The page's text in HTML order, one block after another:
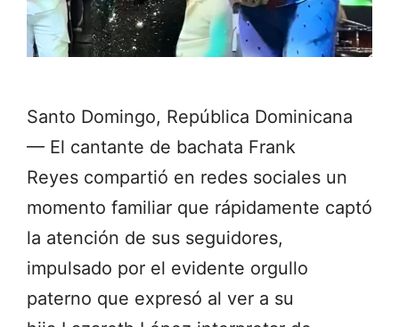
Santo Domingo, República Dominicana
— El cantante de bachata Frank
Reyes compartió en redes sociales un
momento familiar que rápidamente captó
la atención de sus seguidores,
impulsado por el evidente orgullo
paterno que expresó al ver a su